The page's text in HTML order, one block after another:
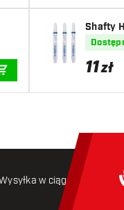
Shafty
11zł
w ciągu 24 godzin